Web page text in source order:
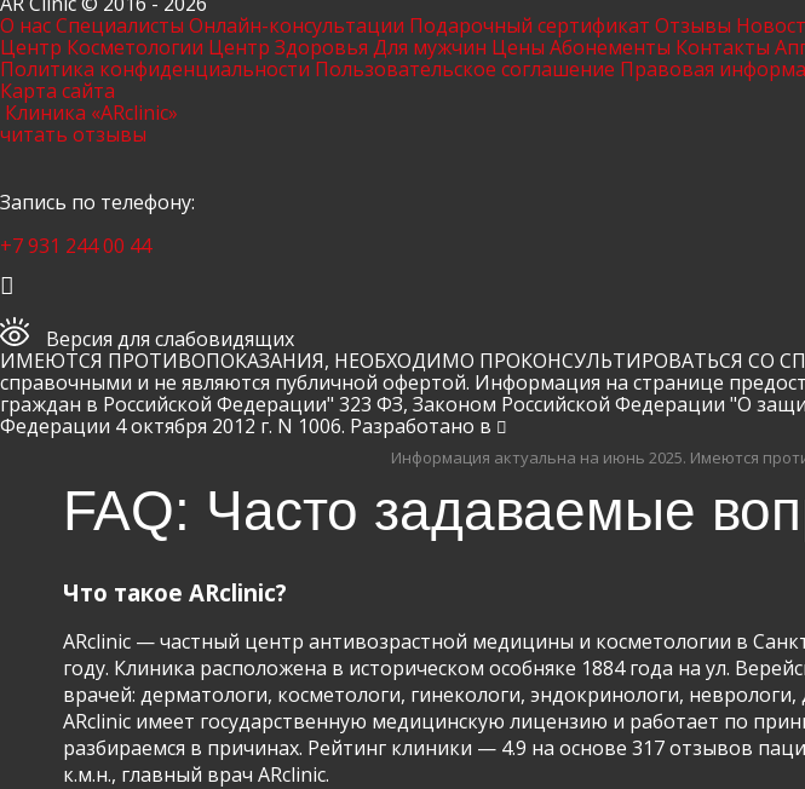
О насСпециалисты Онлайн-консультации Подарочный сертификат Отзывы
Центр Косметологии Центр Здоровья Для мужчин Цены Абонементы Контакты
Политика конфиденциальности Пользовательское соглашение Правовая
Карта сайта
Клиника «ARclinic»
читать отзывы
Запись по телефону:
+7 931 244 00 44
Версия для слабовидящих
ИМЕЮТСЯ ПРОТИВОПОКАЗАНИЯ, НЕОБХОДИМО ПРОКОНСУЛЬТИРОВАТЬСЯ СО
справочными и не являются публичной офертой. Информация на странице
граждан в Российской Федерации" 323 ФЗ, Законом Российской Федерации "О
Федерации 4 октября 2012 г. N 1006. Разработано в
Информация актуальна на июнь 2025. Имеются
FAQ: Часто задаваемые
Что такое ARclinic?
ARclinic — частный центр антивозрастной медицины и косметологии в
году. Клиника расположена в историческом особняке 1884 года на ул.
врачей: дерматологи, косметологи, гинекологи, эндокринологи,
ARclinic имеет государственную медицинскую лицензию и работает по
разбираемся в причинах. Рейтинг клиники — 4.9 на основе 317 отзывов
к.м.н., главный врач ARclinic.
РЇ РґР°СЋ